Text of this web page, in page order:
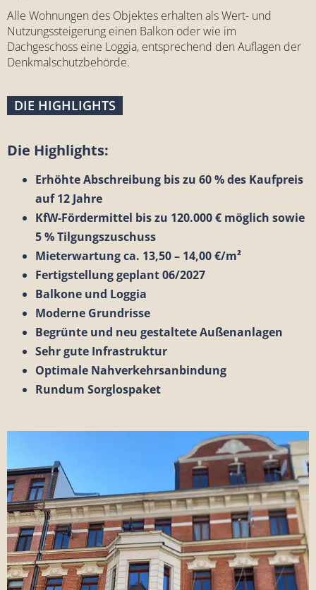
Alle Wohnungen des Objektes erhalten als Wert- und
Nutzungssteigerung einen Balkon oder wie im
Dachgeschoss eine Loggia, entsprechend den Auflagen der
Denkmalschutzbehörde.
DIE HIGHLIGHTS
Die Highlights:
Erhöhte Abschreibung bis zu 60 % des Kaufpreis
auf 12 Jahre
KfW-Fördermittel bis zu 120.000 € möglich sowie
5 % Tilgungszuschuss
Mieterwartung ca. 13,50 – 14,00 €/m²
Fertigstellung geplant 06/2027
Balkone und Loggia
Moderne Grundrisse
Begrünte und neu gestaltete Außenanlagen
Sehr gute Infrastruktur
Optimale Nahverkehrsanbindung
Rundum Sorglospaket